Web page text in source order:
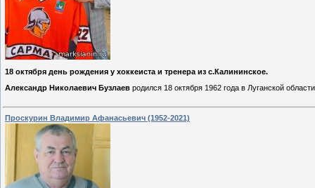
18 октября день рождения у хоккеиста и тренера из с.Калининское.
Александр Николаевич Бузлаев родился 18 октября 1962 года в Луганской
Проскурин Владимир Афанасьевич (1952-2021)